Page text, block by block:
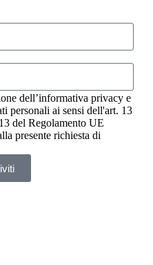
dell’informativa privacy e
personali ai sensi dell'art. 13
del Regolamento UE
presente richiesta di